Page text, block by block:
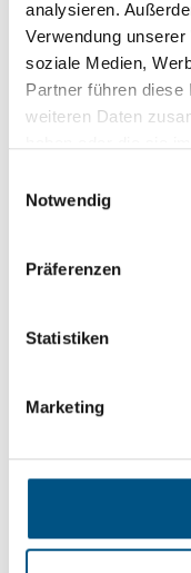
analysieren.
Verwendung
soziale Medien,
Partner führen
weiteren Daten
Notwendig
Präferenzen
Statistiken
Marketing
Details und